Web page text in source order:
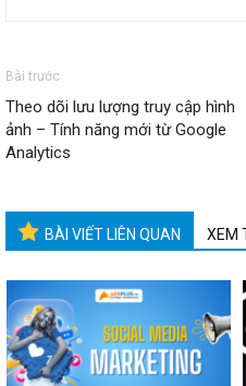
Bài trước
Theo dõi lưu lượng truy cập hình
ảnh – Tính năng mới từ Google
Analytics
BÀI VIẾT LIÊN QUAN XEM